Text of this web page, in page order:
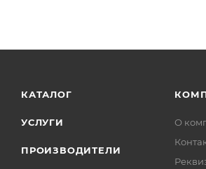
КАТАЛОГ
УСЛУГИ
ПРОИЗВОДИТЕЛИ
О